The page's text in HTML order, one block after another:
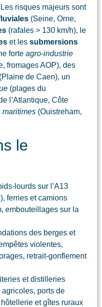
risques majeurs sont
(Seine, Orne,
(rafales > 130 km/h), le
et les submersions
forte agro-industrie
fromages AOP), des
(Plaine de Caen), un
(plages du
l’Atlantique, Côte
maritimes (Ouistreham,
le
lourds sur l’A13
ferries et camions
embouteillages sur la
des berges et
violentes,
retrait-gonflement
et distilleries
ports de
et gîtes ruraux